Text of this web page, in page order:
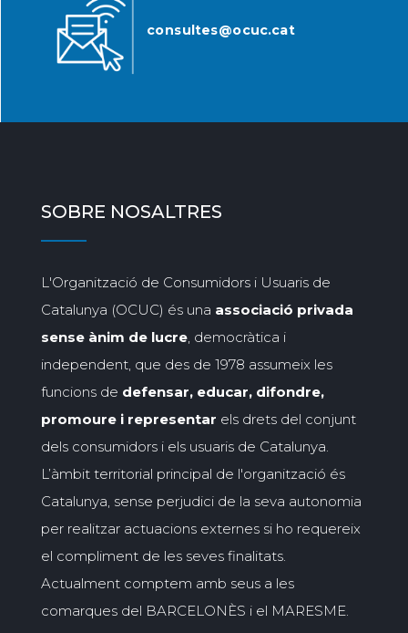
consultes@ocuc.cat
SOBRE NOSALTRES
L'Organització de Consumidors i Usuaris de
Catalunya (OCUC) és una associació privada
sense ànim de lucre, democràtica i
independent, que des de 1978 assumeix les
funcions de defensar, educar, difondre,
promoure i representar els drets del conjunt
dels consumidors i els usuaris de Catalunya.
L’àmbit territorial principal de l'organització és
Catalunya, sense perjudici de la seva autonomia
per realitzar actuacions externes si ho requereix
el compliment de les seves finalitats.
Actualment comptem amb seus a les
comarques del BARCELONÈS i el MARESME.